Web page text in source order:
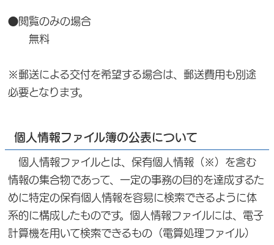
●閲覧のみの場合
無料
※郵送による交付を希望する場合は、郵送費用も別途
必要となります。
個人情報ファイル簿の公表について
個人情報ファイルとは、保有個人情報（※）を含む
情報の集合物であって、一定の事務の目的を達成するた
めに特定の保有個人情報を容易に検索できるように体
系的に構成したものです。個人情報ファイルには、電子
計算機を用いて検索できるもの（電算処理ファイル）